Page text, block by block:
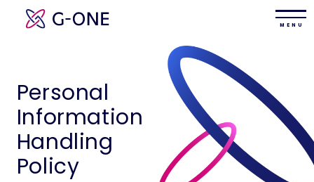
M E N U
Personal
Information
Handling
Policy